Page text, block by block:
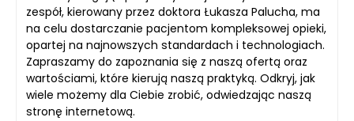
zespół, kierowany przez doktora Łukasza Palucha, ma
na celu dostarczanie pacjentom kompleksowej opieki,
opartej na najnowszych standardach i technologiach.
Zapraszamy do zapoznania się z naszą ofertą oraz
wartościami, które kierują naszą praktyką. Odkryj, jak
wiele możemy dla Ciebie zrobić, odwiedzając naszą
stronę internetową.